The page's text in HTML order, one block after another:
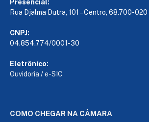
Presencial:
Rua Djalma Dutra, 101 – Centro, 68.700-020
CNPJ:
04.854.774/0001-30
Eletrônico:
Ouvidoria /e-SIC
COMO CHEGAR NA CÂMARA